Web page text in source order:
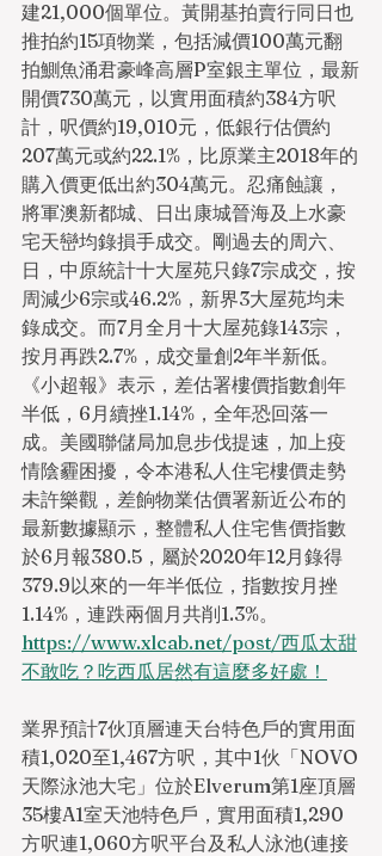
建21,000個單位。黃開基拍賣行同日也
推拍約15項物業，包括減價100萬元翻
拍鰂魚涌君豪峰高層P室銀主單位，最新
開價730萬元，以實用面積約384方呎
計，呎價約19,010元，低銀行估價約
207萬元或約22.1%，比原業主2018年的
購入價更低出約304萬元。忍痛蝕讓，
將軍澳新都城、日出康城晉海及上水豪
宅天巒均錄損手成交。剛過去的周六、
日，中原統計十大屋苑只錄7宗成交，按
周減少6宗或46.2%，新界3大屋苑均未
錄成交。而7月全月十大屋苑錄143宗，
按月再跌2.7%，成交量創2年半新低。
《小超報》表示，差估署樓價指數創年
半低，6月續挫1.14%，全年恐回落一
成。美國聯儲局加息步伐提速，加上疫
情陰霾困擾，令本港私人住宅樓價走勢
未許樂觀，差餉物業估價署新近公布的
最新數據顯示，整體私人住宅售價指數
於6月報380.5，屬於2020年12月錄得
379.9以來的一年半低位，指數按月挫
1.14%，連跌兩個月共削1.3%。
https://www.xlcab.net/post/西瓜太甜
不敢吃？吃西瓜居然有這麼多好處！
業界預計7伙頂層連天台特色戶的實用面
積1,020至1,467方呎，其中1伙「NOVO
天際泳池大宅」位於Elverum第1座頂層
35樓A1室天池特色戶，實用面積1,290
方呎連1,060方呎平台及私人泳池(連接